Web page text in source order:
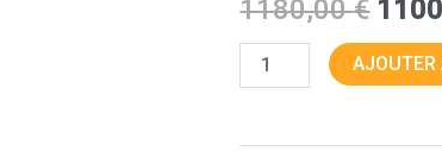
1180,00€
AJOUTER